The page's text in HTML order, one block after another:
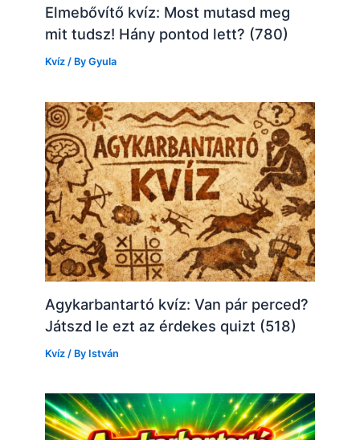
Elmebővítő kvíz: Most mutasd meg
mit tudsz! Hány pontod lett? (780)
Kvíz / ByGyula
Agykarbantartó kvíz: Van pár perced?
Játszd le ezt az érdekes quizt (518)
Kvíz / By István